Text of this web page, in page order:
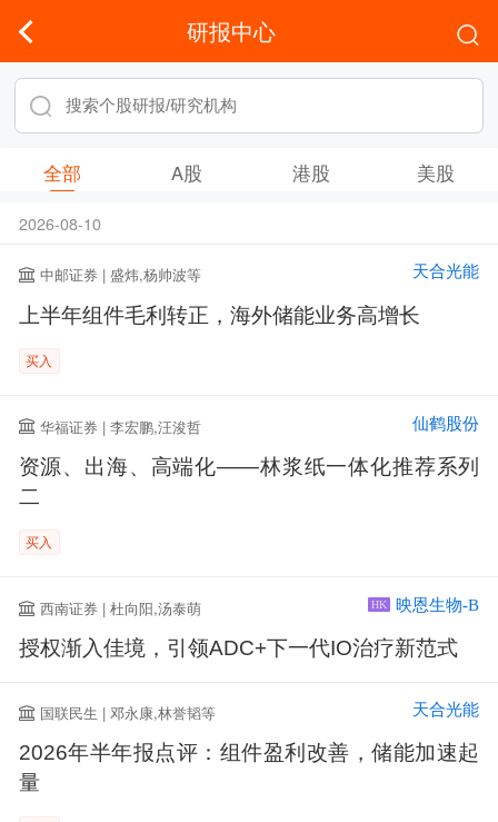
研报中心
全部 A股 港股 美股
2026-08-10
中邮证券 | 盛炜,杨帅波等 天合光能
上半年组件毛利转正，海外储能业务高增长
买入
华福证券 | 李宏鹏,汪浚哲 仙鹤股份
资源、出海、高端化——林浆纸一体化推荐系列
二
买入
西南证券 | 杜向阳,汤泰萌 HK 映恩生物-B
授权渐入佳境，引领ADC+下一代IO治疗新范式
国联民生 | 邓永康,林誉韬等 天合光能
2026年半年报点评：组件盈利改善，储能加速起
量